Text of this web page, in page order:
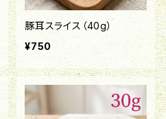
豚耳スライス（40g）
¥750